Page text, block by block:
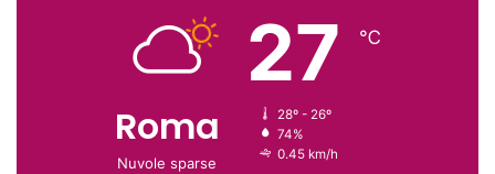
Roma
Nuvole sparse
27 ℃
28º - 26º
74%
0.45 km/h